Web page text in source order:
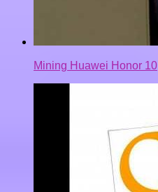
Mining Huawei Honor 10